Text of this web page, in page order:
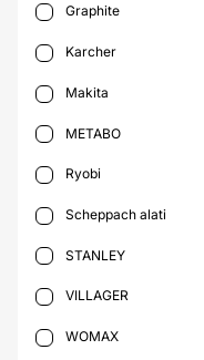
Graphite
Karcher
Makita
METABO
Ryobi
Scheppach alati
STANLEY
VILLAGER
WOMAX